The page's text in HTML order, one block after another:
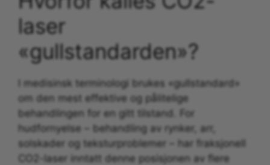
laser
«gullstandarden»?
I medisinsk terminologi brukes «gullstandard»
om den mest effektive og pålitelige
behandlingen for en gitt tilstand. For
hudfornyelse – behandling av rynker, arr,
solskader og teksturproblemer – har fraksjonell
CO2-laser inntatt denne posisjonen av flere